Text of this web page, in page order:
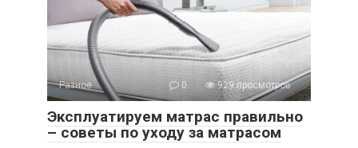
Разное 0 929 просмотров
Эксплуатируем матрас правильно
– советы по уходу за матрасом